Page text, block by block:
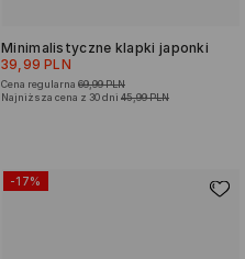
Minimalistyczne klapki japonki
39,99 PLN
Cena regularna 69,99 PLN
Najniższa cena z 30 dni 45,99 PLN
-17%